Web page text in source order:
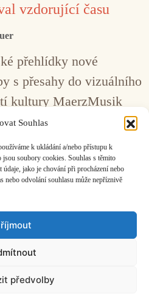
Souhlas
k ukládání a/nebo přístupu k
soubory cookies. Souhlas s těmito
jako je chování při procházení nebo
nebo odvolání souhlasu může nepříznivě
předvolby
vzdorující času
přehlídky nové
s přesahy do vizuálního
kultury MaerzMusik
Time si kladl mimo
ze sevření kauzálních
Hudební informační středisko